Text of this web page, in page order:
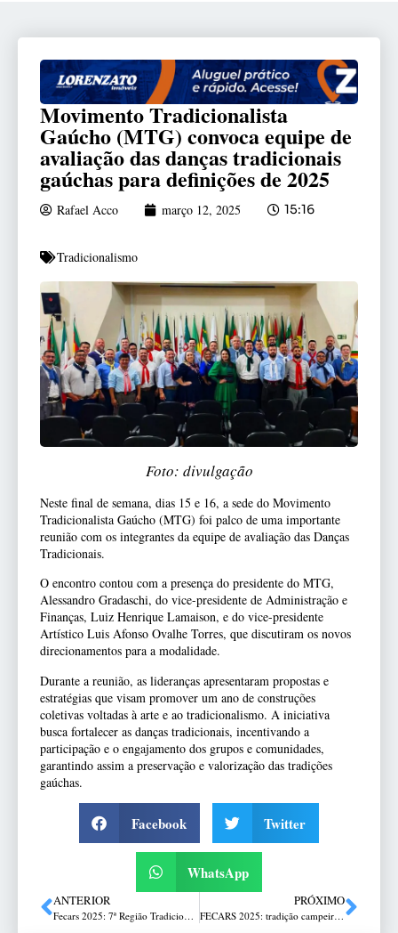
Movimento Tradicionalista
Gaúcho (MTG) convoca equipe de
avaliação das danças tradicionais
gaúchas para definições de 2025
Rafael Acco março 12, 2025 15:16
Tradicionalismo
Foto: divulgação
Neste final de semana, dias 15 e 16, a sede do Movimento
Tradicionalista Gaúcho (MTG) foi palco de uma importante
reunião com os integrantes da equipe de avaliação das Danças
Tradicionais.
O encontro contou com a presença do presidente do MTG,
Alessandro Gradaschi, do vice-presidente de Administração e
Finanças, Luiz Henrique Lamaison, e do vice-presidente
Artístico Luis Afonso Ovalhe Torres, que discutiram os novos
direcionamentos para a modalidade.
Durante a reunião, as lideranças apresentaram propostas e
estratégias que visam promover um ano de construções
coletivas voltadas à arte e ao tradicionalismo. A iniciativa
busca fortalecer as danças tradicionais, incentivando a
participação e o engajamento dos grupos e comunidades,
garantindo assim a preservação e valorização das tradições
gaúchas.
Facebook Twitter
WhatsApp
ANTERIOR
Fecars 2025: 7ª Região Tradicionalista em busca de grandes resultados
PRÓXIMO
FECARS 2025: tradição campeira em Santa Cruz do Sul